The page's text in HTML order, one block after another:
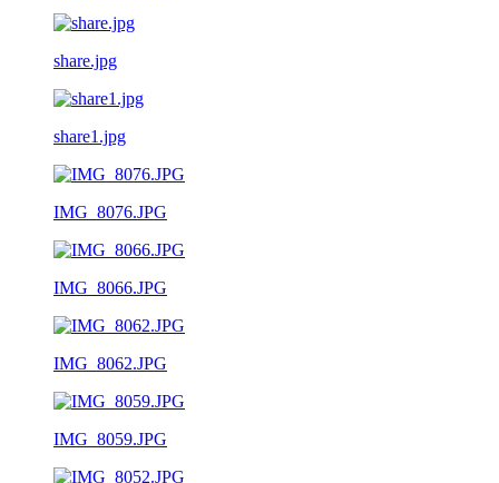
share.jpg
share1.jpg
IMG_8076.JPG
IMG_8066.JPG
IMG_8062.JPG
IMG_8059.JPG